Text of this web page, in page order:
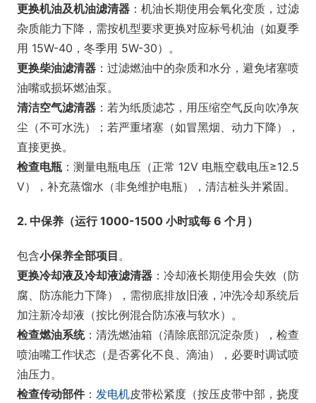
更换机油及机油滤清器 ：机油长期使用会氧化变质，过滤
杂质能力下降，需按机型要求更换对应标号机油（如夏季
用 15W-40，冬季用 5W-30）。
更换柴油滤清器 ：过滤燃油中的杂质和水分，避免堵塞喷
油嘴或损坏燃油泵。
清洁空气滤清器 ：若为纸质滤芯，用压缩空气反向吹净灰
尘（不可水洗）；若严重堵塞（如冒黑烟、动力下降），
直接更换。
检查电瓶 ：测量电瓶电压（正常 12V 电瓶空载电压≥12.5
V），补充蒸馏水（非免维护电瓶），清洁桩头并紧固。
2. 中保养（运行 1000-1500 小时或每 6 个月）
包含小保养全部项目。
更换冷却液及冷却液滤清器 ：冷却液长期使用会失效（防
腐、防冻能力下降），需彻底排放旧液，冲洗冷却系统后
加注新冷却液（按比例混合防冻液与软水）。
检查燃油系统：清洗燃油箱（清除底部沉淀杂质），检查
喷油嘴工作状态（是否雾化不良、滴油），必要时调试喷
油压力。
检查传动部件： 发电机皮带松紧度（按压皮带中部，挠度